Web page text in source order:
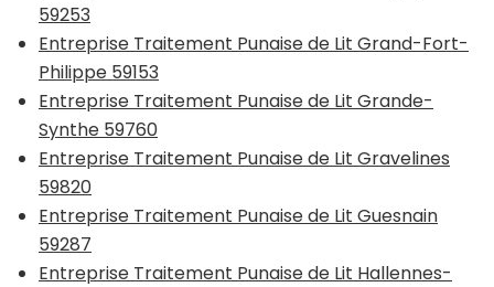
59253
Entreprise Traitement Punaise de Lit Grand-Fort-
Philippe 59153
Entreprise Traitement Punaise de Lit Grande-
Synthe 59760
Entreprise Traitement Punaise de Lit Gravelines
59820
Entreprise Traitement Punaise de Lit Guesnain
59287
Entreprise Traitement Punaise de Lit Hallennes-